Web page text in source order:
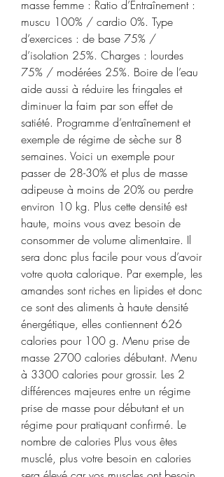
masse femme : Ratio d’Entraînement :
muscu 100% / cardio 0%. Type
d’exercices : de base 75% /
d’isolation 25%. Charges : lourdes
75% / modérées 25%. Boire de l’eau
aide aussi à réduire les fringales et
diminuer la faim par son effet de
satiété. Programme d’entraînement et
exemple de régime de sèche sur 8
semaines. Voici un exemple pour
passer de 28-30% et plus de masse
adipeuse à moins de 20% ou perdre
environ 10 kg. Plus cette densité est
haute, moins vous avez besoin de
consommer de volume alimentaire. Il
sera donc plus facile pour vous d’avoir
votre quota calorique. Par exemple, les
amandes sont riches en lipides et donc
ce sont des aliments à haute densité
énergétique, elles contiennent 626
calories pour 100 g. Menu prise de
masse 2700 calories débutant. Menu
à 3300 calories pour grossir. Les 2
différences majeures entre un régime
prise de masse pour débutant et un
régime pour pratiquant confirmé. Le
nombre de calories Plus vous êtes
musclé, plus votre besoin en calories